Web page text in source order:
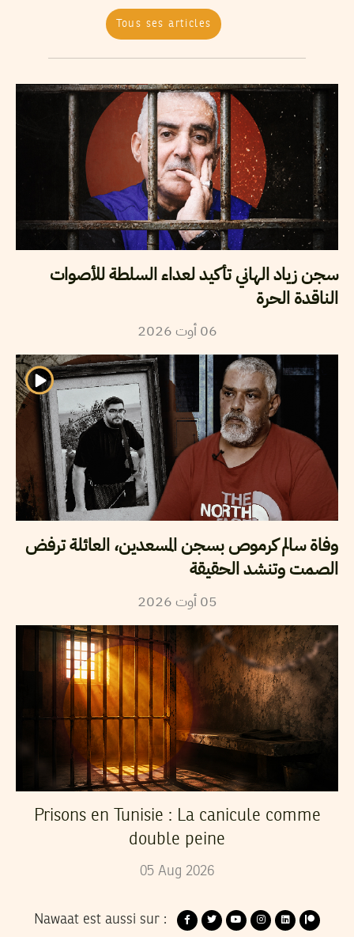
Tous ses articles
سجن زياد الهاني تأكيد لعداء السلطة للأصوات
الناقدة الحرة
06 أوت2026
وفاة سالم كرموص بسجن المسعدين، العائلة ترفض
الصمت وتنشد الحقيقة
05 أوت2026
Prisons en Tunisie : La canicule comme
double peine
05 Aug 2026
Nawaat est aussi sur :